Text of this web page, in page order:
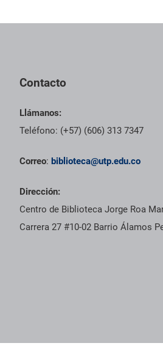
Contacto
Llámanos:
Teléfono: (+57) (606) 313 7347
Correo: biblioteca@utp.edu.co
Dirección:
Centro de Biblioteca Jorge Roa
Carrera 27 #10-02 Barrio Álamos